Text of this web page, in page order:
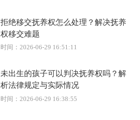
拒绝移交抚养权怎么处理？解决抚养
权移交难题
时间：2026-06-29 16:51:11
未出生的孩子可以判决抚养权吗？解
析法律规定与实际情况
时间：2026-06-29 16:38:55